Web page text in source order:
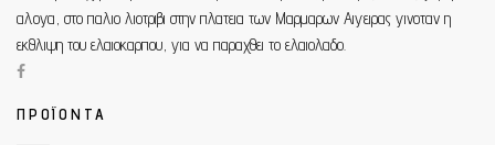
αλογα, στο παλιο λιοτριβι στην πλατεια των Μαρμαρων Αιγειρας γινοταν η
εκθλιψη του ελαιοκαρπου, για να παραχθει το ελαιολαδο.
ΠΡΟΪΟΝΤΑ